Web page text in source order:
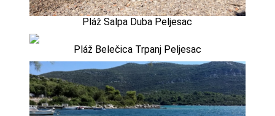
Pláž Salpa Duba Peljesac
Pláž Belečica Trpanj Peljesac